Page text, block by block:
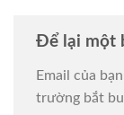
Để lại một
Email của
trường bắt